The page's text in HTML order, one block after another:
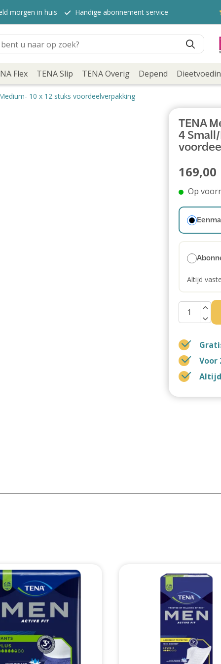
morgen in huis Handige abonnement service
Flex TENA Slip TENA Overig Depend
10 x 12 stuks voordeelverpakking
TENA
4
169,00
Op
Altijd
Voor